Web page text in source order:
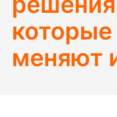
которые
меняют